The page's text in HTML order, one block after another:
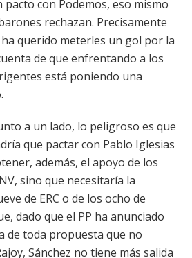
con Podemos, eso mismo
rechazan. Precisamente
querido meterles un gol por la
de que enfrentando a los
está poniendo una
a un lado, lo peligroso es que
que pactar con Pablo Iglesias
además, el apoyo de los
sino que necesitaría la
de ERC o de los ocho de
dado que el PP ha anunciado
de toda propuesta que no
Sánchez no tiene más salida